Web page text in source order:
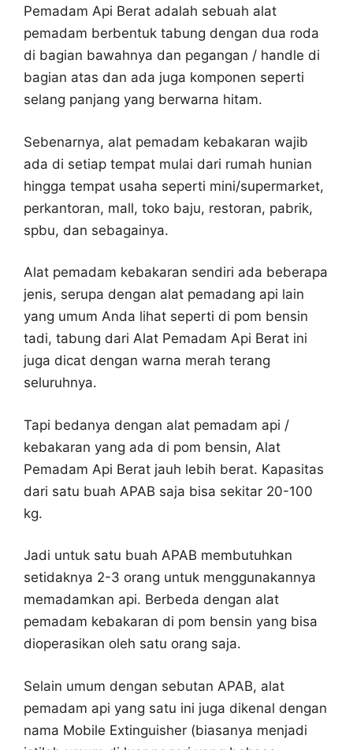
Pemadam Api Berat adalah sebuah alat
pemadam berbentuk tabung dengan dua roda
di bagian bawahnya dan pegangan / handle di
bagian atas dan ada juga komponen seperti
selang panjang yang berwarna hitam.
Sebenarnya, alat pemadam kebakaran wajib
ada di setiap tempat mulai dari rumah hunian
hingga tempat usaha seperti mini/supermarket,
perkantoran, mall, toko baju, restoran, pabrik,
spbu, dan sebagainya.
Alat pemadam kebakaran sendiri ada beberapa
jenis, serupa dengan alat pemadang api lain
yang umum Anda lihat seperti di pom bensin
tadi, tabung dari Alat Pemadam Api Berat ini
juga dicat dengan warna merah terang
seluruhnya.
Tapi bedanya dengan alat pemadam api /
kebakaran yang ada di pom bensin, Alat
Pemadam Api Berat jauh lebih berat. Kapasitas
dari satu buah APAB saja bisa sekitar 20-100
kg.
Jadi untuk satu buah APAB membutuhkan
setidaknya 2-3 orang untuk menggunakannya
memadamkan api. Berbeda dengan alat
pemadam kebakaran di pom bensin yang bisa
dioperasikan oleh satu orang saja.
Selain umum dengan sebutan APAB, alat
pemadam api yang satu ini juga dikenal dengan
nama Mobile Extinguisher (biasanya menjadi